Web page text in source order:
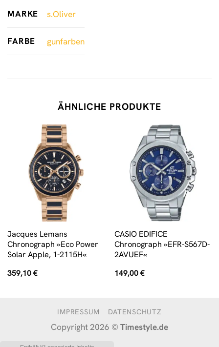
MARKE s.Oliver
FARBE gunfarben
ÄHNLICHE PRODUKTE
Jacques Lemans
Chronograph »Eco Power
Solar Apple, 1-2115H«
359,10€
CASIO EDIFICE
Chronograph »EFR-S567D-
2AVUEF«
149,00€
IMPRESSUM DATENSCHUTZ
Copyright 2026 ©Timestyle.de